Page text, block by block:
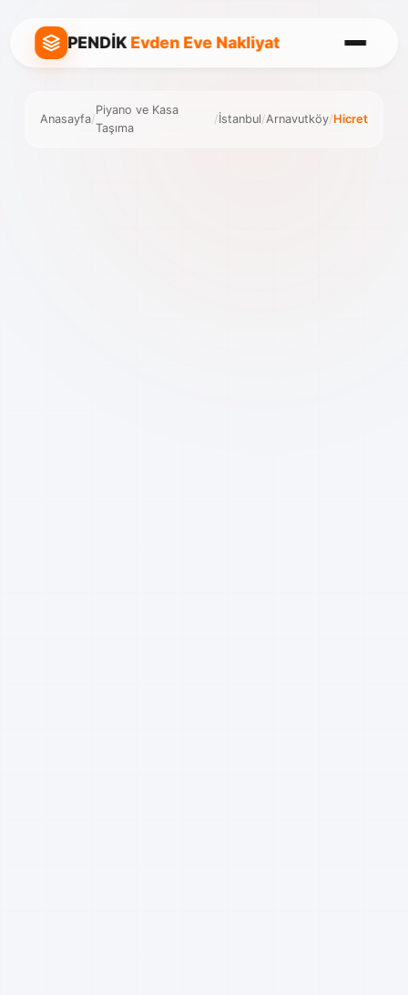
PENDİKEvden Eve Nakliyat
Anasayfa/
Piyano ve Kasa
Taşıma
/İstanbul/Arnavutköy/Hicret